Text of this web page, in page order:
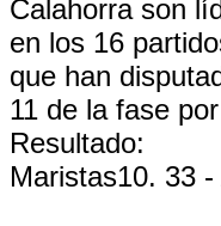
Calahorra son
en los 16
que han
11 de la fase
Resultado:
Maristas10. 33